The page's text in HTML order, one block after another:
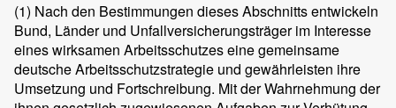
(1) Nach den Bestimmungen dieses Abschnitts entwickeln
Bund, Länder und Unfallversicherungsträger im Interesse
eines wirksamen Arbeitsschutzes eine gemeinsame
deutsche Arbeitsschutzstrategie und gewährleisten ihre
Umsetzung und Fortschreibung. Mit der Wahrnehmung der